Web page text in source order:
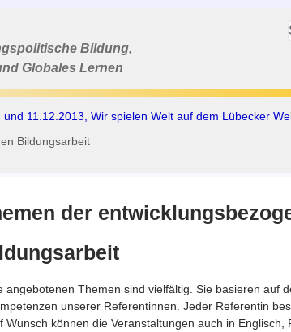
Bildung,
Globales Lernen
und 11.12.2013, Wir spielen Welt auf dem Lübecker
Bildungsarbeit
der
angebotenen Themen sind vielfältig. Sie basieren auf
unserer Referentinnen. Jeder Referentin
Wunsch können die Veranstaltungen auch in Englisch,